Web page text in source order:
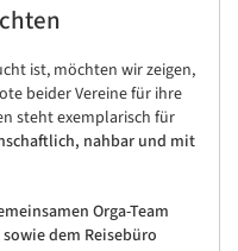
ist, möchten wir zeigen,
beider Vereine für ihre
steht exemplarisch für
nahbar und mit
Orga-Team
dem Reisebüro